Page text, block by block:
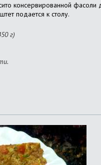
консервированной
подается к столу.
г)